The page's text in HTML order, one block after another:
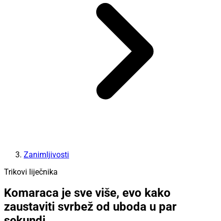
Zanimljivosti
Trikovi liječnika
Komaraca je sve više, evo kako
zaustaviti svrbež od uboda u par